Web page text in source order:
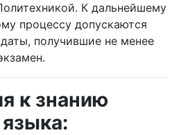
К дальнейшему
процессу допускаются
получившие не менее
к знанию